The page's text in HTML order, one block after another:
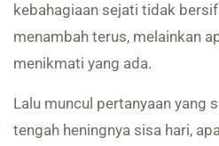
kebahagiaan sejati tidak
menambah terus, melainkan
menikmati yang ada.
Lalu muncul pertanyaan yang
tengah heningnya sisa hari,